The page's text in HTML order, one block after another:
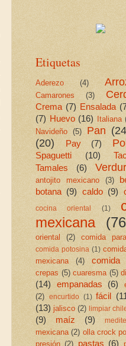
Etiquetas
Aderezo (4)
Camarones (3)
Crema (7) Ensalada
(7) Huevo (16) Italiana
Navideño (5) Pan
(20)
Pay (7)
Spaguetti (10)
Tamales
(6)
antojito mexicano (3)
botana (9) caldo (9)
cocina oriental (1)
mexicana
oriental
(2) comida
comida potosina (1)
mexicana
(4) comida
crepas (5) cuaresma (5)
(14)
empanadas (6)
(2)
encurtido (1) fácil
(13) jalisco (2) limpiar
(9)
maíz (9)
mexicana (2) olla crock
presión (2) pastas (6)